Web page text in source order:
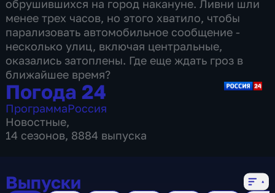
обрушившихся на город накануне. Ливни шли
менее трех часов, но этого хватило, чтобы
парализовать автомобильное сообщение -
несколько улиц, включая центральные,
оказались затоплены. Где еще ждать гроз в
ближайшее время?
Погода 24
ПрограммаРоссия
Новостные,
14 сезонов, 8884 выпуска
Выпуски